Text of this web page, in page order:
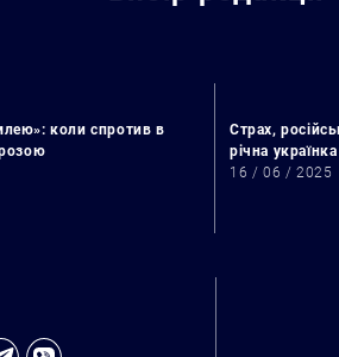
коли спротив в
Страх,
річна
16 / 06 / 2025